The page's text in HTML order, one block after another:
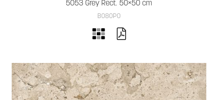
5053 Grey Rect. 50×50 cm
B080PO